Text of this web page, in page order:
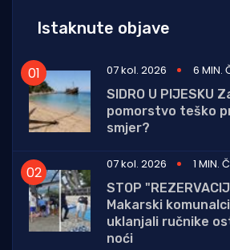
Istaknute objave
07 kol. 2026
6 MIN.
SIDRO U PIJESKU
pomorstvo teško
smjer?
07 kol. 2026
1 MIN.
STOP
Makarski
uklanjali ručnike
noći